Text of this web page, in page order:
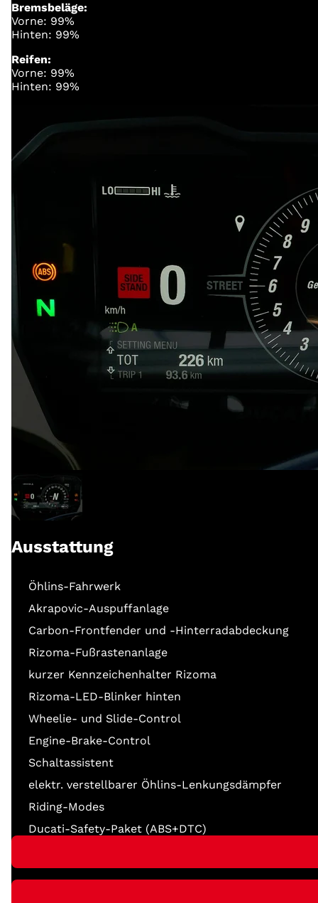
Bremsbeläge:
Vorne: 99%
Hinten: 99%
Reifen:
Vorne: 99%
Hinten: 99%
Ausstattung
Öhlins-Fahrwerk
Akrapovic-Auspuffanlage
Carbon-Frontfender und -Hinterradabdeckung
Rizoma-Fußrastenanlage
kurzer Kennzeichenhalter Rizoma
Rizoma-LED-Blinker hinten
Wheelie- und Slide-Control
Engine-Brake-Control
Schaltassistent
elektr. verstellbarer Öhlins-Lenkungsdämpfer
Riding-Modes
Ducati-Safety-Paket (ABS+DTC)